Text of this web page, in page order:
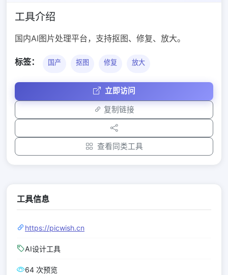
工具介绍
国内AI图片处理平台，支持抠图、修复、放大。
标签： 国产 抠图 修复 放大
立即访问
复制链接
查看同类工具
工具信息
https://picwish.cn
AI设计工具
64 次预览